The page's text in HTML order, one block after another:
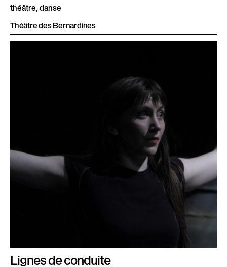
théâtre, danse
Théâtre des Bernardines
Lignes de conduite